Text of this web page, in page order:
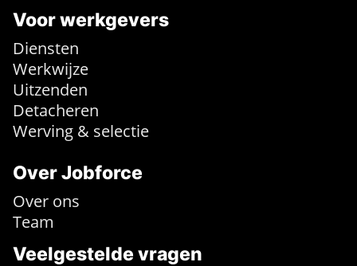
Voor werkgevers
Diensten
Werkwijze
Uitzenden
Detacheren
Werving & selectie
Over Jobforce
Over ons
Team
Veelgestelde vragen